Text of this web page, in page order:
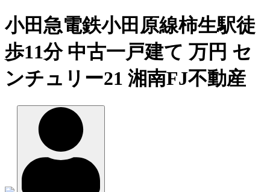
小田急電鉄小田原線柿生駅徒
歩11分 中古一戸建て 万円 セ
ンチュリー21 湘南FJ不動産